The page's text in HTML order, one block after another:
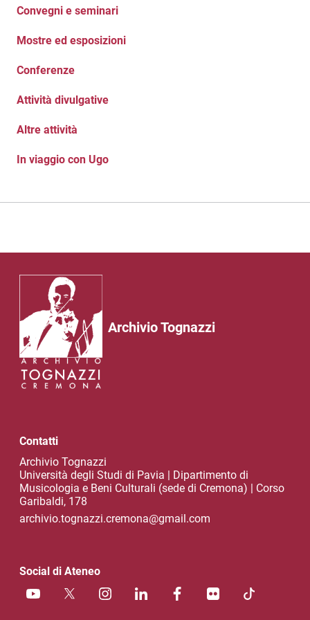
Convegni e seminari
Mostre ed esposizioni
Conferenze
Attività divulgative
Altre attività
In viaggio con Ugo
Archivio Tognazzi
Contatti
Archivio Tognazzi
Università degli Studi di Pavia | Dipartimento di
Musicologia e Beni Culturali (sede di Cremona) | Corso
Garibaldi, 178
archivio.tognazzi.cremona@gmail.com
Social di Ateneo